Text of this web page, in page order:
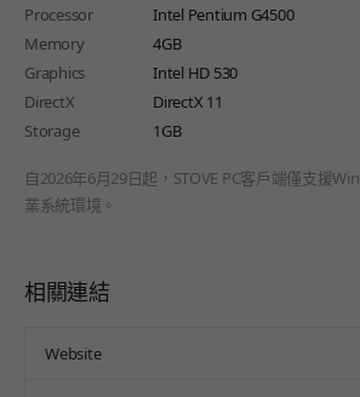
Processor
Intel Pentium G4500
Memory
4GB
Graphics
Intel HD 530
DirectX
DirectX 11
Storage
1GB
自2026年6月29日起，STOVE PC客戶端僅支援
業系統環境。
相關連結
Website